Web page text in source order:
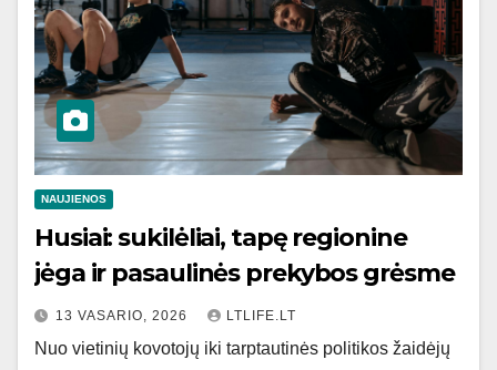
NAUJIENOS
Husiai: sukilėliai, tapę regionine
jėga ir pasaulinės prekybos grėsme
13 VASARIO, 2026 LTLIFE.LT
Nuo vietinių kovotojų iki tarptautinės politikos žaidėjų